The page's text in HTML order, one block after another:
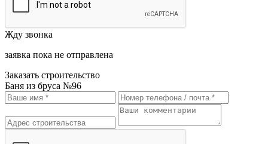
Жду звонка
заявка пока не отправлена
Заказать строительство
Баня из бруса №96